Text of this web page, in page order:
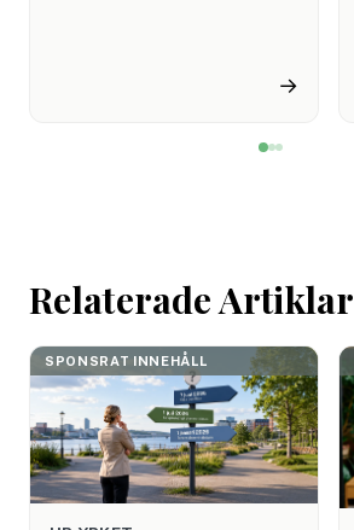
miljon svenskar uppger att
→
Relaterade Artiklar
SPONSRAT INNEHÅLL